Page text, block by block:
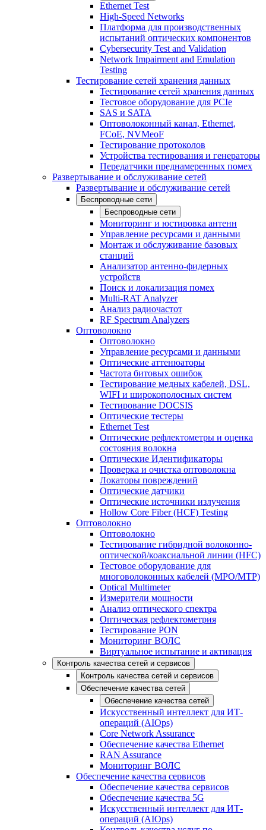
Ethernet Test
High-Speed Networks
Платформа для производственных
испытаний оптических компонентов
Cybersecurity Test and Validation
Network Impairment and Emulation
Testing
Тестирование сетей хранения данных
Тестирование сетей хранения данных
Тестовое оборудование для PCIe
SAS и SATA
Оптоволоконный канал, Ethernet,
FCoE, NVMeoF
Тестирование протоколов
Устройства тестирования и генераторы
Передатчики преднамеренных помех
Развертывание и обслуживание сетей
Развертывание и обслуживание сетей
Беспроводные сети
Беспроводные сети
Мониторинг и юстировка антенн
Управление ресурсами и данными
Монтаж и обслуживание базовых
станций
Анализатор антенно-фидерных
устройств
Поиск и локализация помех
Multi-RAT Analyzer
Анализ радиочастот
RF Spectrum Analyzers
Оптоволокно
Оптоволокно
Управление ресурсами и данными
Оптические aттенюаторы
Частота битовых ошибок
Тестирование медных кабелей, DSL,
WIFI и широкополосных систем
Тестирование DOCSIS
Оптические тестеры
Ethernet Test
Оптические рефлектометры и оценка
состояния волокна
Оптические Идентификаторы
Проверка и очистка оптоволокна
Локаторы повреждений
Оптические датчики
Оптические источники излучения
Hollow Core Fiber (HCF) Testing
Оптоволокно
Оптоволокно
Тестирование гибридной волоконно-
оптической/коаксиальной линии (HFC)
Тестовое оборудование для
многоволоконных кабелей (MPO/MTP)
Optical Multimeter
Измерители мощности
Анализ оптического спектра
Оптическая рефлектометрия
Тестирование PON
Мониторинг ВОЛС
Виртуальное испытание и активация
Контроль качества сетей и сервисов
Контроль качества сетей и сервисов
Обеспечение качества сетей
Обеспечение качества сетей
Искусственный интеллект для ИТ-
операций (AIOps)
Core Network Assurance
Обеспечение качества Ethernet
RAN Assurance
Мониторинг ВОЛС
Обеспечение качества сервисов
Обеспечение качества сервисов
Обеспечение качества 5G
Искусственный интеллект для ИТ-
операций (AIOps)